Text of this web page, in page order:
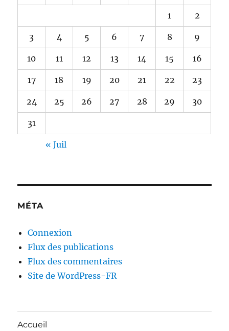
1 2
3 4 5 6 7 8 9
10 11 12 13 14 15 16
17 18 19 20 21 22 23
24 25 26 27 28 29 30
31
« Juil
MÉTA
Connexion
Flux des publications
Flux des commentaires
Site de WordPress-FR
Accueil